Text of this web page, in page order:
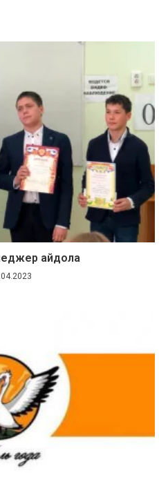
айдола